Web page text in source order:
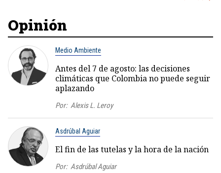
Opinión
Medio Ambiente
Antes del 7 de agosto: las decisiones
climáticas que Colombia no puede seguir
aplazando
Por: Alexis L. Leroy
Asdrúbal Aguiar
El fin de las tutelas y la hora de la nación
Por: Asdrúbal Aguiar